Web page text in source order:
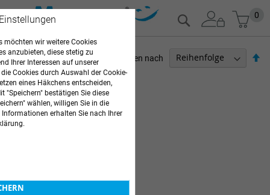
Zum
Inhalt
0
Suche
1Artikel
Sortieren nach
MIKROBIOLOGOE & UROLOGIE
ARZTBEDARF
möchten wir weitere Cookies
anzubieten, diese stetig zu
Ihrer Interessen auf unserer
Cookies durch Auswahl der Cookie-
eines Häkchens entscheiden,
"Speichern" bestätigen Sie diese
wählen, willigen Sie in die
erhalten Sie nach Ihrer